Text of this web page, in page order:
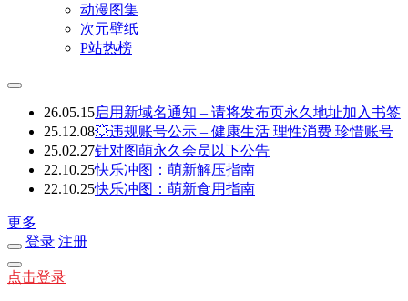
动漫图集
次元壁纸
P站热榜
26.05.15启用新域名通知 – 请将发布页永久地址加入书签
25.12.08💥违规账号公示 – 健康生活 理性消费 珍惜账号
25.02.27针对图萌永久会员以下公告
22.10.25快乐冲图：萌新解压指南
22.10.25快乐冲图：萌新食用指南
更多
登录 注册
点击登录